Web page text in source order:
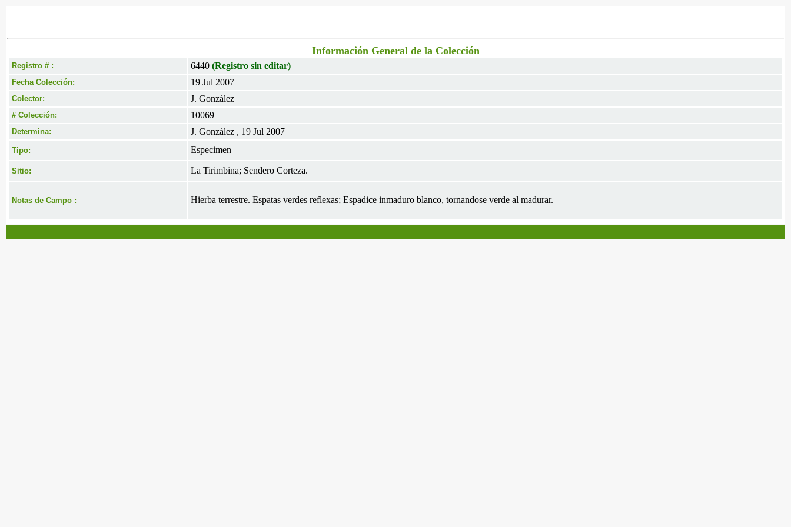
Información General de la Colección
Registro # : 6440 (Registro sin editar)
Fecha Colección: 19 Jul 2007
Colector: J. González
# Colección: 10069
Determina: J. González , 19 Jul 2007
Tipo: Especimen
Sitio: La Tirimbina; Sendero Corteza.
Notas de Campo : Hierba terrestre. Espatas verdes reflexas; Espadice inmaduro blanco, tornandose verde al madurar.